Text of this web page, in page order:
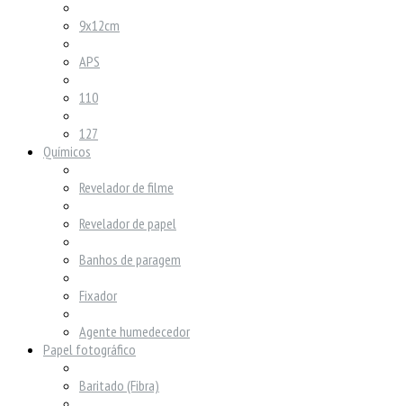
9x12cm
APS
110
127
Químicos
Revelador de filme
Revelador de papel
Banhos de paragem
Fixador
Agente humedecedor
Papel fotográfico
Baritado (Fibra)